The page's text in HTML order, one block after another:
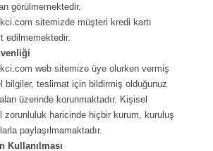
görülmemektedir.
sitemizde müşteri kredi kartı
edilmemektedir.
web sitemize üye olurken vermiş
bilgiler, teslimat için bildirmiş olduğunuz
üzerinde korunmaktadır. Kişisel
zorunluluk haricinde hiçbir kurum, kuruluş
paylaşılmamaktadır.
Kullanılması